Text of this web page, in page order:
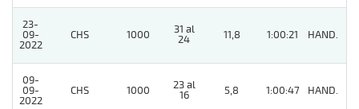
23-
09-
2022
CHS 1000
31 al
24
11,8 1:00:21 HAND.
09-
09-
2022
CHS 1000
23 al
16
5,8 1:00:47 HAND.